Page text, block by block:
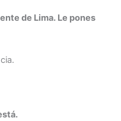
de Lima. Le pones